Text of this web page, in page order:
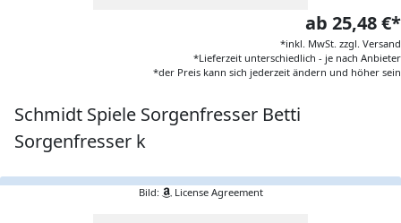
ab 25,48 €*
*inkl. MwSt. zzgl. Versand
*Lieferzeit unterschiedlich - je nach Anbieter
*der Preis kann sich jederzeit ändern und höher sein
Schmidt Spiele Sorgenfresser Betti
Sorgenfresser k
Bild: License Agreement